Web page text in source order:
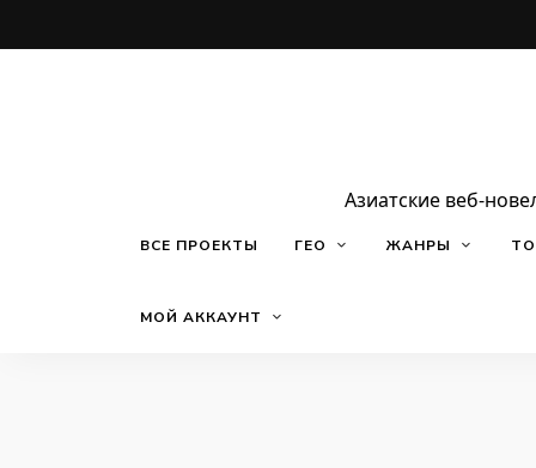
Азиатские веб-
ВСЕ ПРОЕКТЫ ГЕО ЖАНРЫ
МОЙ АККАУНТ